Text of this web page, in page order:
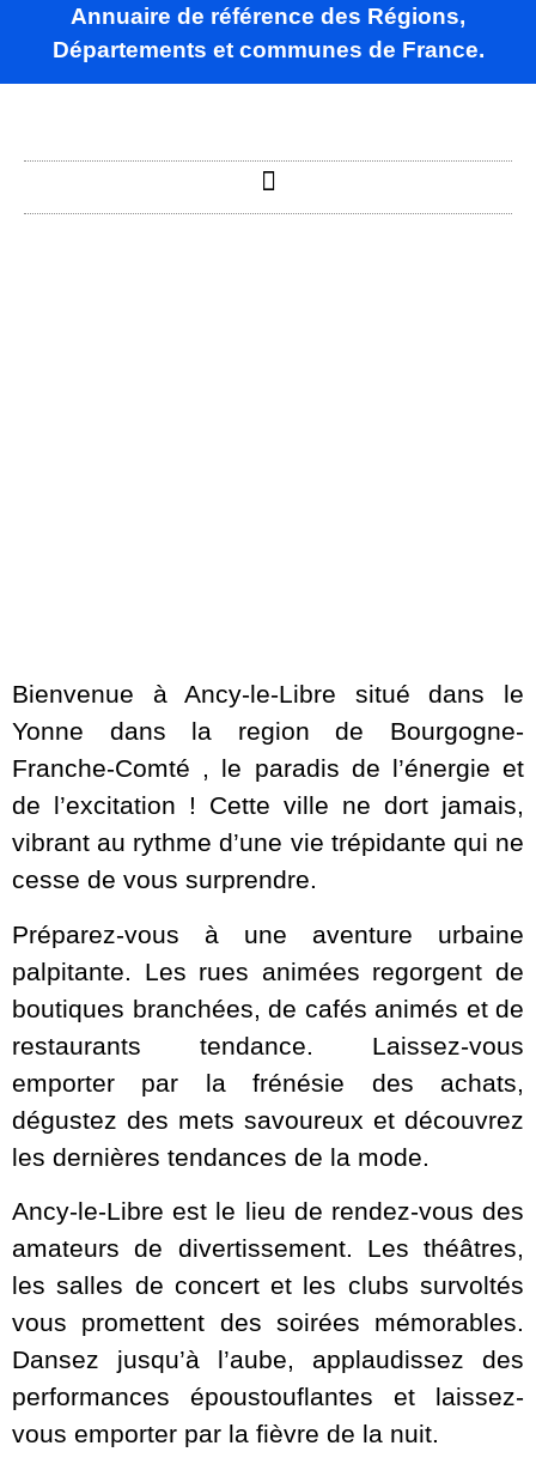
Annuaire de référence des Régions,
Départements et communes de France.
Bienvenue à Ancy-le-Libre situé dans le
Yonne dans la region de Bourgogne-
Franche-Comté , le paradis de l’énergie et
de l’excitation ! Cette ville ne dort jamais,
vibrant au rythme d’une vie trépidante qui ne
cesse de vous surprendre.
Préparez-vous à une aventure urbaine
palpitante. Les rues animées regorgent de
boutiques branchées, de cafés animés et de
restaurants tendance. Laissez-vous
emporter par la frénésie des achats,
dégustez des mets savoureux et découvrez
les dernières tendances de la mode.
Ancy-le-Libre est le lieu de rendez-vous des
amateurs de divertissement. Les théâtres,
les salles de concert et les clubs survoltés
vous promettent des soirées mémorables.
Dansez jusqu’à l’aube, applaudissez des
performances époustouflantes et laissez-
vous emporter par la fièvre de la nuit.